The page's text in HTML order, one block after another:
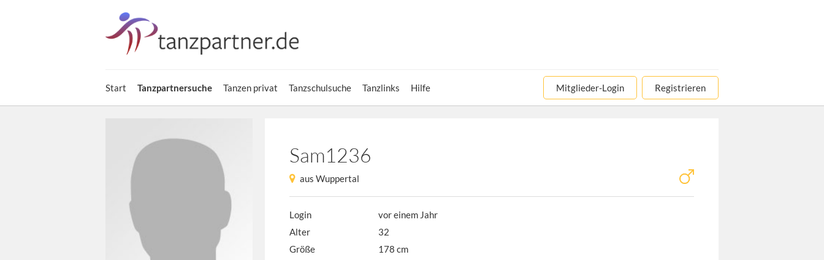
Start Tanzpartnersuche Tanzen privat Tanzschulsuche Tanzlinks Hilfe Mitglieder-Login Registrieren
Sam1236
aus Wuppertal
Login
vor einem Jahr
Alter
32
Größe
178 cm